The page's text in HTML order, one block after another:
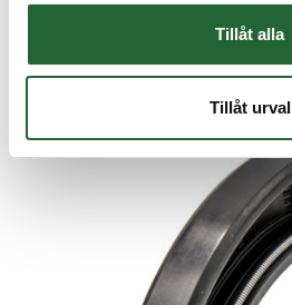
Tillåt alla
Tillåt urval